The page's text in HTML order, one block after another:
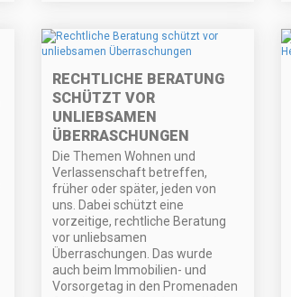
RECHTLICHE BERATUNG
SCHÜTZT VOR
UNLIEBSAMEN
ÜBERRASCHUNGEN
Die Themen Wohnen und
Verlassenschaft betreffen,
früher oder später, jeden von
uns. Dabei schützt eine
vorzeitige, rechtliche Beratung
vor unliebsamen
Überraschungen. Das wurde
auch beim Immobilien- und
Vorsorgetag in den Promenaden